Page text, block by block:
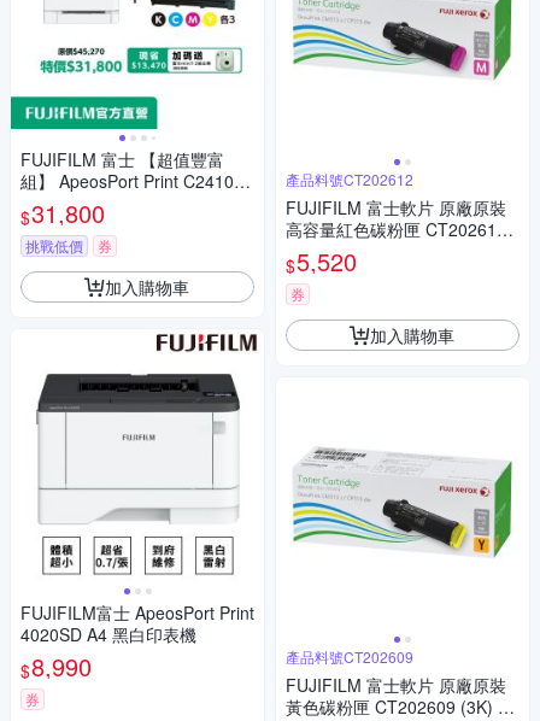
FUJIFILM 富士 【超值豐富
組】 ApeosPort Print C2410 +
3組標容四色碳匣
$31,800
挑戰低價 券
加入購物車
FUJIFILM富士 ApeosPort Print
4020SD A4 黑白印表機
$8,990
券
產品料號CT202612
FUJIFILM 富士軟片 原廠原裝
高容量紅色碳粉匣 CT202612
(6K) 適用 DP CM315, DPCM3
15Z, DPCP315, DPCP315D /D
P CP315dw/CM315z
$5,520
券
加入購物車
產品料號CT202609
FUJIFILM 富士軟片 原廠原裝
黃色碳粉匣 CT202609 (3K) 適